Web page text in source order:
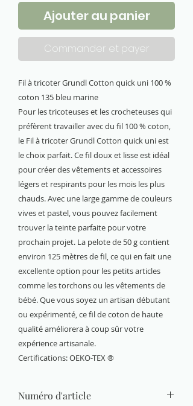
Ajouter au panier
Commander et payer
Fil à tricoter Grundl Cotton quick uni 100 %
coton 135 bleu marine
Pour les tricoteuses et les crocheteuses qui
préfèrent travailler avec du fil 100 % coton,
le Fil à tricoter Grundl Cotton quick uni est
le choix parfait. Ce fil doux et lisse est idéal
pour créer des vêtements et accessoires
légers et respirants pour les mois les plus
chauds. Avec une large gamme de couleurs
vives et pastel, vous pouvez facilement
trouver la teinte parfaite pour votre
prochain projet. La pelote de 50 g contient
environ 125 mètres de fil, ce qui en fait une
excellente option pour les petits articles
comme les torchons ou les vêtements de
bébé. Que vous soyez un artisan débutant
ou expérimenté, ce fil de coton de haute
qualité améliorera à coup sûr votre
expérience artisanale.
Certifications: OEKO-TEX ®
Numéro d'article